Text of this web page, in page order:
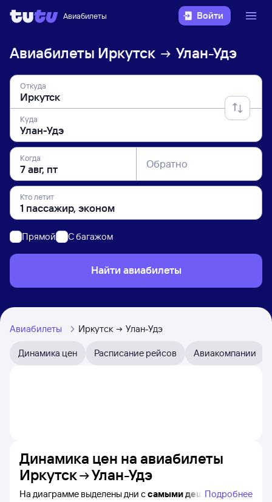
Авиабилеты Войти
Авиабилеты Иркутск Улан-Удэ
Откуда
Куда
Когда Обратно
Кто летит
Прямой C багажом
Найти авиабилеты
Авиабилеты Иркутск Улан-Удэ
Динамика цен Расписание рейсов Авиакомпании
Динамика цен на авиабилеты
Иркутск
Улан-Удэ
На диаграмме выделены дни ссамыми дешёвыми
Подробнее